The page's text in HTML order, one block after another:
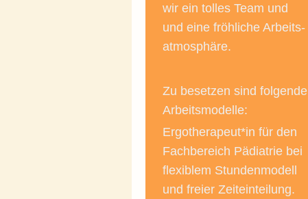
wir ein tolles Team und
und eine fröhliche Arbeits-
atmosphäre.
Zu besetzen sind folgende
Arbeitsmodelle:
Ergotherapeut*in für den
Fachbereich Pädiatrie bei
flexiblem Stundenmodell
und freier Zeiteinteilung.